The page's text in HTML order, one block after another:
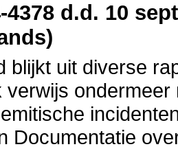
4378 d.d. 10
blijkt uit diverse
verwijs
Documentatie